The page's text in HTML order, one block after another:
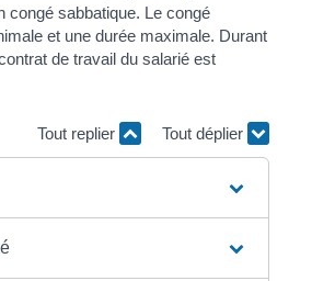
congé sabbatique. Le congé
et une durée maximale. Durant
de travail du salarié est
Tout replier Tout déplier